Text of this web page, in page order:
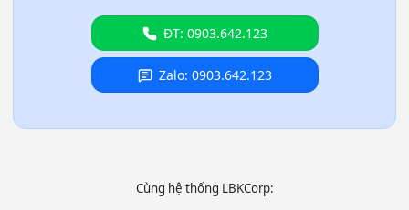
ĐT: 0903.642.123
Zalo: 0903.642.123
Cùng hệ thống LBKCorp: